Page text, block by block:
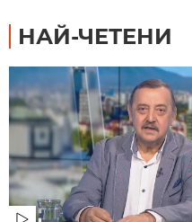
НАЙ-ЧЕТЕНИ